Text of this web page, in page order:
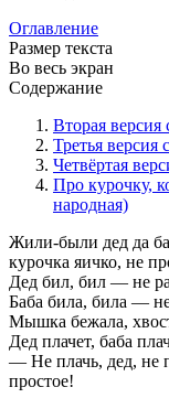
Оглавление
Размер текста
Во весь экран
Содержание
Вторая версия
Третья версия
Четвёртая
Про курочку,
народная)
Жили-были дед да
курочка яичко, не
Дед бил, бил — не
Баба била, била —
Мышка бежала,
Дед плачет, баба
— Не плачь, дед, не
простое!